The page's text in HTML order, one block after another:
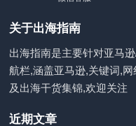
关于出海指南
出海指南是主要针对亚马
航栏,涵盖亚马逊,关键词,
及出海干货集锦,欢迎关注
近期文章